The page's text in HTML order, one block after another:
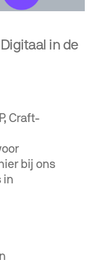
in de
Craft-
bij ons
in